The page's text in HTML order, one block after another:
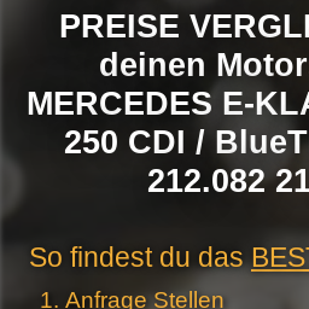
PREISE
deinen
MERCEDES E-
250 CDI /
212.082
So findest du das
Anfrage Stellen